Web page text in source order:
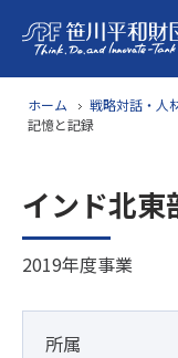
ホーム 戦略対話・人
記憶と記録
インド北東
2019年度事業
所属